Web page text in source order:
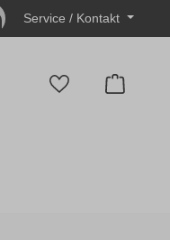
Service / Kontakt